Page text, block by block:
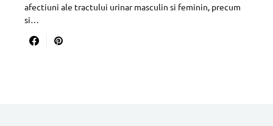
afectiuni ale tractului urinar masculin si feminin, precum
si…